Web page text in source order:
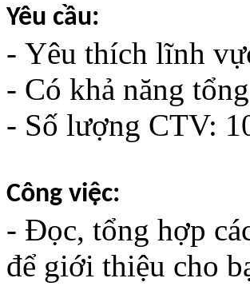
Yêu cầu:
- Yêu thích lĩnh
- Có khả năng
- Số lượng CTV:
Công việc:
- Đọc, tổng hợp
để giới thiệu cho